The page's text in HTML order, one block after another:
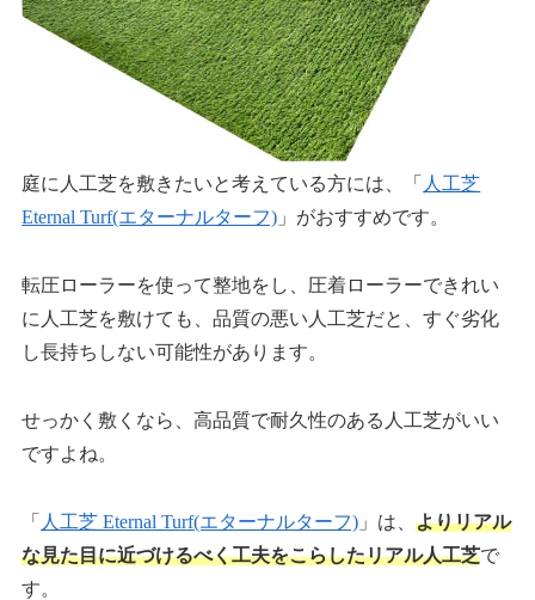
庭に人工芝を敷きたいと考えている方には、「 人工芝
Eternal Turf(エターナルターフ) 」がおすすめです。
転圧ローラーを使って整地をし、圧着ローラーできれい
に人工芝を敷けても、品質の悪い人工芝だと、すぐ劣化
し長持ちしない可能性があります。
せっかく敷くなら、高品質で耐久性のある人工芝がいい
ですよね。
「 人工芝 Eternal Turf(エターナルターフ) 」は、よりリアル
な見た目に近づけるべく工夫をこらしたリアル人工芝で
す。